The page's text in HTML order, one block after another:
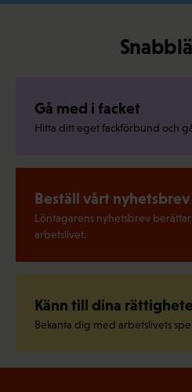
Gå med i facket
Hitta ditt eget fackförbund och
Beställ vårt nyhetsbrev
Löntagarens nyhetsbrev
arbetslivet.
Känn till dina
Bekanta dig med arbetslivets